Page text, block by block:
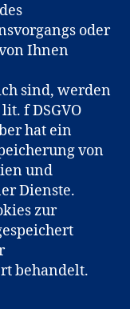
oder
Ihnen
sind, werden
f DSGVO
hat ein
von
und
Dienste.
zur
behandelt.